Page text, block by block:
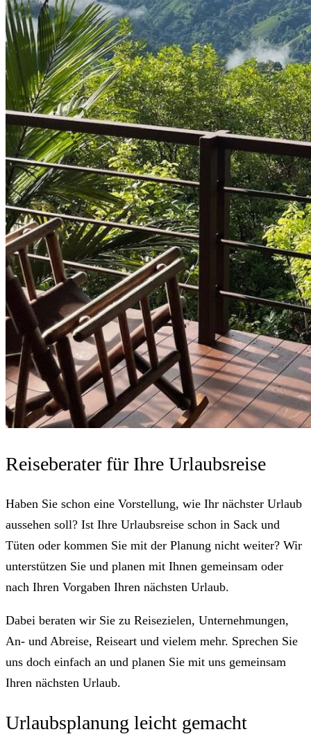
Reiseberater für Ihre Urlaubsreise
Haben Sie schon eine Vorstellung, wie Ihr nächster Urlaub
aussehen soll? Ist Ihre Urlaubsreise schon in Sack und
Tüten oder kommen Sie mit der Planung nicht weiter? Wir
unterstützen Sie und planen mit Ihnen gemeinsam oder
nach Ihren Vorgaben Ihren nächsten Urlaub.
Dabei beraten wir Sie zu Reisezielen, Unternehmungen,
An- und Abreise, Reiseart und vielem mehr. Sprechen Sie
uns doch einfach an und planen Sie mit uns gemeinsam
Ihren nächsten Urlaub.
Urlaubsplanung leicht gemacht